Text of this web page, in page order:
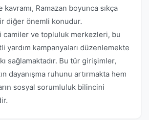
kavramı, Ramazan boyunca sıkça
diğer önemli konudur.
camiler ve topluluk merkezleri, bu
yardım kampanyaları düzenlemekte
sağlamaktadır. Bu tür girişimler,
dayanışma ruhunu artırmakta hem
sosyal sorumluluk bilincini